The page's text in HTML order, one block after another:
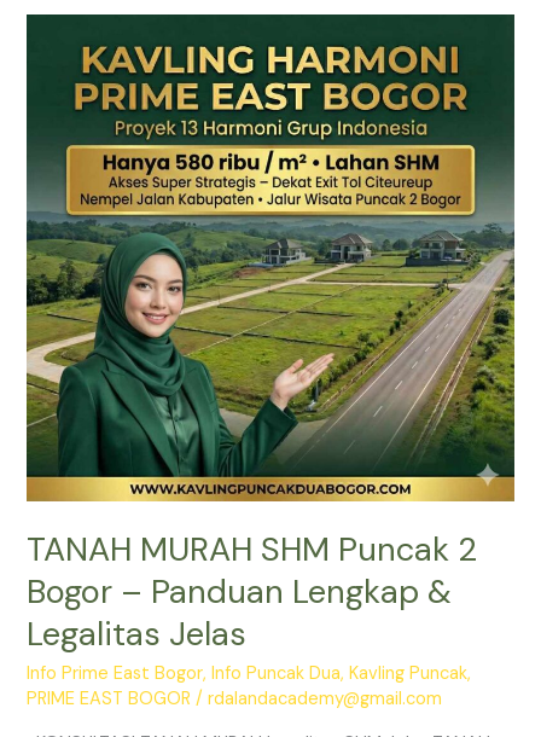
TANAH MURAH SHM Puncak 2
Bogor – Panduan Lengkap &
Legalitas Jelas
Info Prime East Bogor,Info Puncak Dua,Kavling Puncak,
PRIME EAST BOGOR /rdalandacademy@gmail.com
MURAH
Puncak
Panduan
Lengkap
&
Legalitas
Jelas